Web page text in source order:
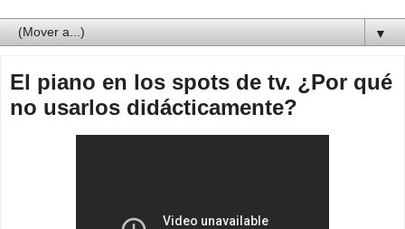
▼
El piano en los spots de tv. ¿Por qué
no usarlos didácticamente?